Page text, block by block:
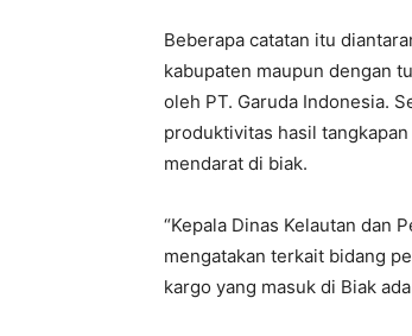
Beberapa catatan itu
kabupaten maupun dengan
oleh PT. Garuda Indonesia.
produktivitas hasil
mendarat di biak.
“Kepala Dinas Kelautan dan
mengatakan terkait bidang
kargo yang masuk di Biak